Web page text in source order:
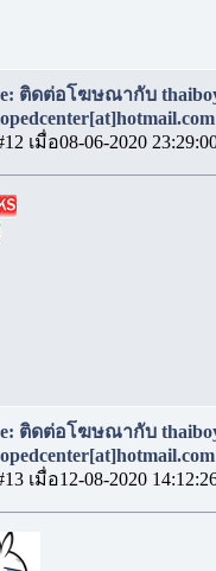
ติดต่อโฆษณากับ
เมื่อ08-06-2020
ติดต่อโฆษณากับ
เมื่อ12-08-2020